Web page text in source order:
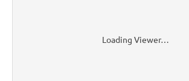
Loading Viewer…